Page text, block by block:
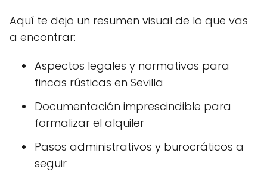
Aquí te dejo un resumen visual de lo que vas
a encontrar:
Aspectos legales y normativos para
fincas rústicas en Sevilla
Documentación imprescindible para
formalizar el alquiler
Pasos administrativos y burocráticos a
seguir